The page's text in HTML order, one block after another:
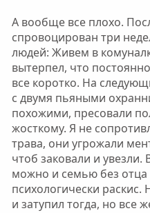
А вообще все плохо.
спровоцирован три
людей: Живем в
вытерпел, что
все коротко. На
с двумя пьяными
похожими, пресовали
жосткому. Я не
трава, они угрожали
чтоб заковали и увезли.
можно и семью без отца
психологически
и затупил тогда, но все